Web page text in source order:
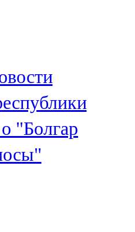
"Болгар